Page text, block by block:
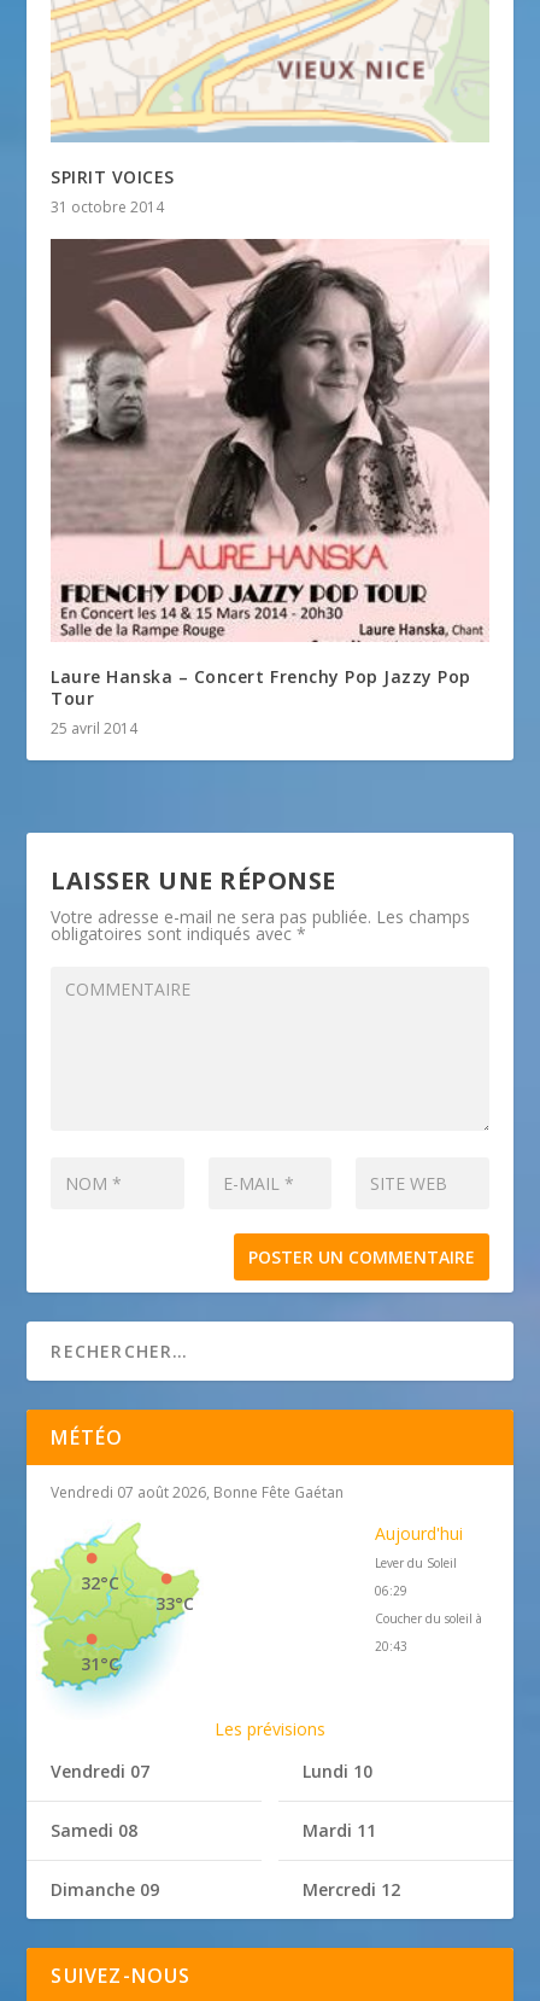
SPIRIT VOICES
31 octobre 2014
Laure Hanska – Concert Frenchy Pop Jazzy Pop
Tour
25 avril 2014
LAISSER UNE RÉPONSE
Votre adresse e-mail ne sera pas publiée. Les champs
obligatoires sont indiqués avec*
MÉTÉO
Vendredi 07 août 2026, Bonne Fête Gaétan
33°C
32°C
31°C
Aujourd'hui
Lever du Soleil
06:29
Coucher du soleil à
20:43
Les prévisions
Vendredi 07
Samedi 08
Dimanche 09
Lundi 10
Mardi 11
Mercredi 12
SUIVEZ-NOUS